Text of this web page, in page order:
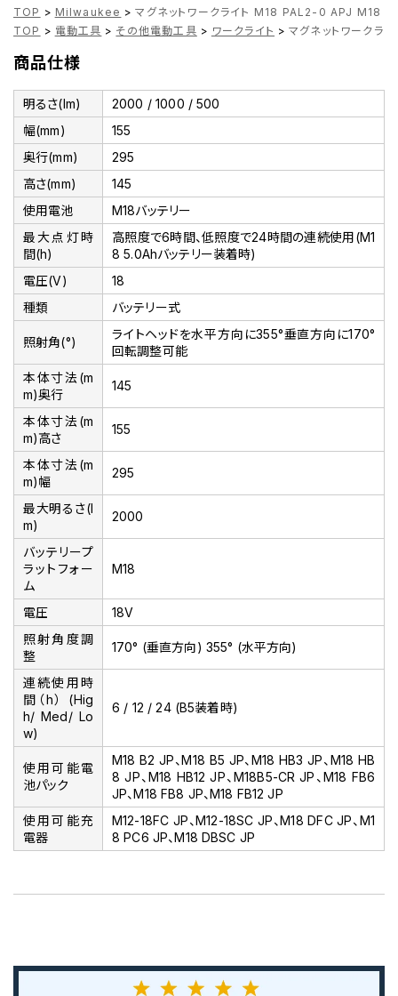
TOP > Milwaukee > マグネットワークライト M18 PAL2-0 APJ M18
TOP > 電動工具 > その他電動工具 > ワークライト > マグネットワークラ
商品仕様
明るさ(lm)
2000 / 1000 / 500
幅(mm)
155
奥行(mm)
295
高さ(mm)
145
使用電池
M18バッテリー
最大点灯時
間(h)
高照度で6時間、低照度で24時間の連続使用(M1
8 5.0Ahバッテリー装着時)
電圧(V)
18
種類
バッテリー式
照射角(°)
ライトヘッドを水平方向に355°垂直方向に170°
回転調整可能
本体寸法(m
m)奥行
145
本体寸法(m
m)高さ
155
本体寸法(m
m)幅
295
最大明るさ(l
m)
2000
バッテリープ
ラットフォー
ム
M18
電圧
18V
照射角度調
整
170° (垂直方向) 355° (水平方向)
連続使用時
間（h） (Hig
h/ Med/ Lo
w)
6 / 12 / 24 (B5装着時)
使用可能電
池パック
M18 B2 JP、M18 B5 JP、M18 HB3 JP、M18 HB
8 JP、M18 HB12 JP、M18B5-CR JP、M18 FB6
JP、M18 FB8 JP、M18 FB12 JP
使用可能充
電器
M12-18FC JP、M12-18SC JP、M18 DFC JP、M1
8 PC6 JP、M18 DBSC JP